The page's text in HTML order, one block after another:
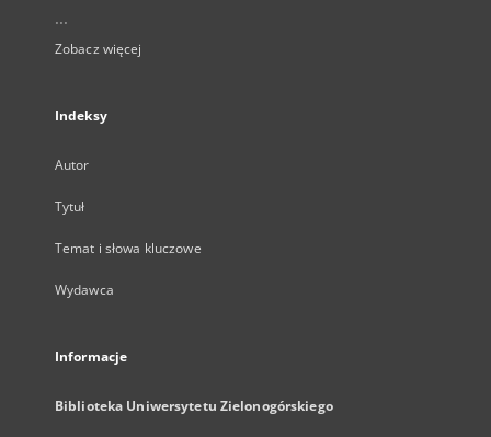
...
Zobacz więcej
Indeksy
Autor
Tytuł
Temat i słowa kluczowe
Wydawca
Informacje
Biblioteka Uniwersytetu Zielonogórskiego